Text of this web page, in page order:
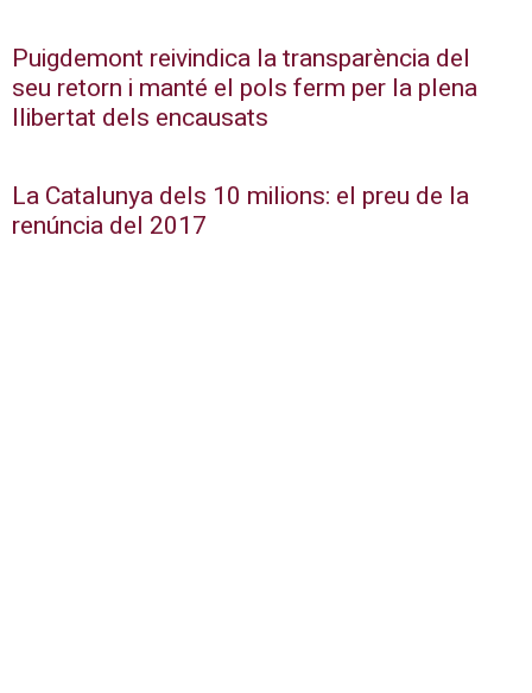
Puigdemont reivindica la transparència del
seu retorn i manté el pols ferm per la plena
llibertat dels encausats
La Catalunya dels 10 milions: el preu de la
renúncia del 2017